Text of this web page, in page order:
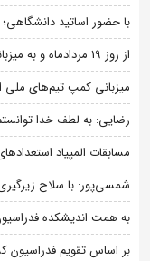
با حضور اساتید دانشگاهی؛
از روز 19 مردادماه و به میزبانی کمپ تیم های ملی؛
میزبانی کمپ تیم‌های ملی
رضایی: به لطف خدا
مسابقات المپیاد
شمسی‌پور: با سلاح
به همت اندیشکده
بر اساس تقویم فدراسیون